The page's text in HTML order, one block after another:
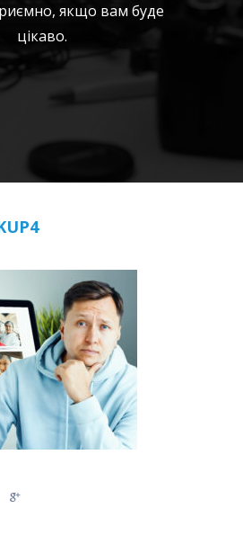
якщо вам буде
цікаво.